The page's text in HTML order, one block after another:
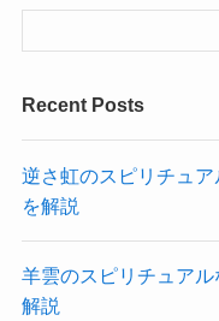
Recent Posts
逆さ虹のスピリチュ
を解説
羊雲のスピリチュア
解説